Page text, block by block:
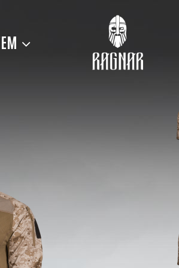
network failed or because the format